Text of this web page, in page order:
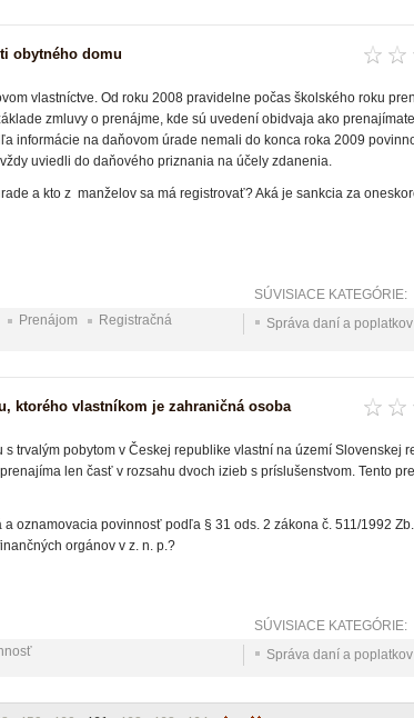
obytného domu
vlastníctve. Od roku 2008 pravidelne počas školského roku
zmluvy o prenájme, kde sú uvedení obidvaja ako
informácie na daňovom úrade nemali do konca roka 2009
uviedli do daňového priznania na účely zdanenia.
a kto z manželov sa má registrovať? Aká je sankcia za
Prenájom
Registračná
SÚVISIACE KATEGÓRIE:
Správa daní a poplatkov
ktorého vlastníkom je zahraničná osoba
trvalým pobytom v Českej republike vlastní na území Slovenskej
len časť v rozsahu dvoch izieb s príslušenstvom. Tento
oznamovacia povinnosť podľa § 31 ods. 2 zákona č. 511/1992
orgánov v z. n. p.?
SÚVISIACE KATEGÓRIE:
Správa daní a poplatkov